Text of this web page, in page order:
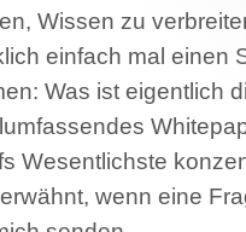
Wissen zu
einfach mal einen
Was ist eigentlich
Wesentlichste
wenn eine